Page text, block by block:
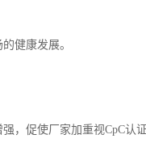
健康发展。
，促使厂家加重视CpC认